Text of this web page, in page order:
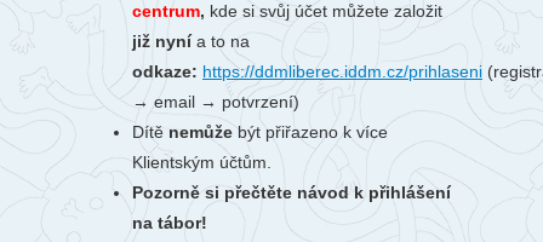
centrum, kde si svůj účet můžete založit
již nynía to na
odkaze: https://ddmliberec.iddm.cz/prihlaseni
→ email → potvrzení)
Dítě nemůžebýt přiřazeno k více
Klientským účtům.
Pozorně si přečtěte návod k přihlášení
na tábor!